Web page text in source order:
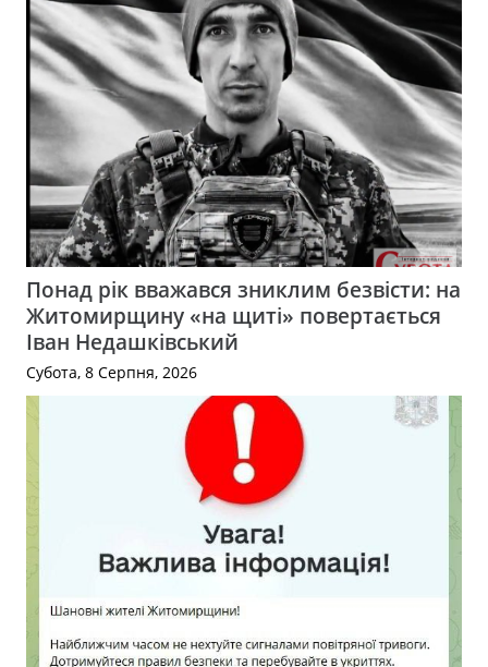
Понад рік вважався зниклим безвісти: на
Житомирщину «на щиті» повертається
Іван Недашківський
Субота, 8 Серпня, 2026